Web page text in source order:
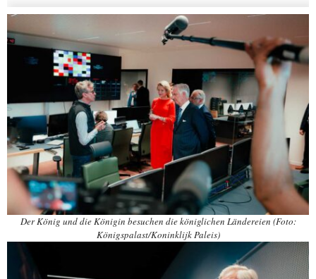
Der König und die Königin besuchen die königlichen Ländereien (Foto:
Königspalast/Koninklijk Paleis)